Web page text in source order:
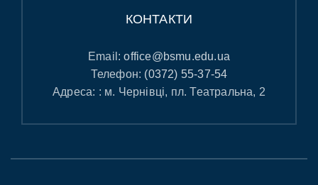
КОНТАКТИ
Email:office@bsmu.edu.ua
Телефон: (0372) 55-37-54
Адреса: : м. Чернівці, пл. Театральна, 2